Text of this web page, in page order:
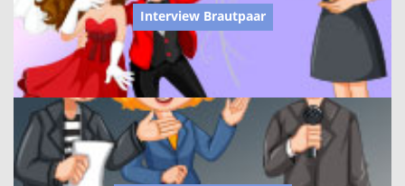
Interview Brautpaar